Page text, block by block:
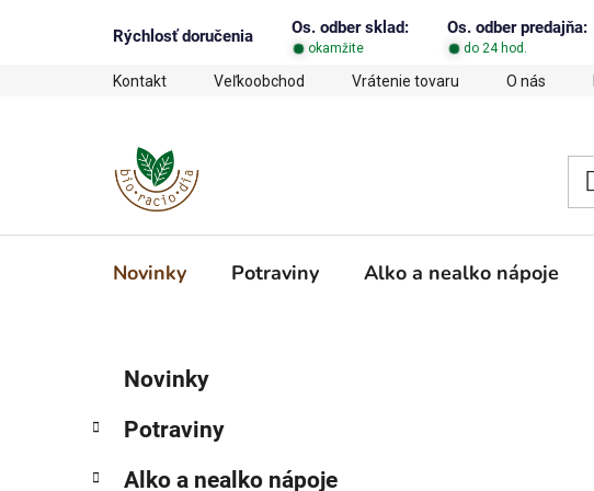
Rýchlosť doručenia Os. odber sklad: Os. odber predajňa:
okamžite do 24 hod.
Kontakt Veľkoobchod Vrátenie tovaru O nás
Novinky Potraviny Alko a nealko nápoje
č
ý
kategórie
e
ó
Novinky
Potraviny
Alko a nealko nápoje